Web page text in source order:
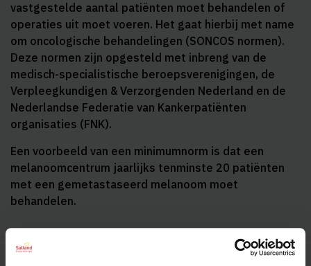
vastgestelde aantal patiënten moet behandelen of
operaties uit moet voeren. Het gaat hierbij met name
om oncologische behandelingen (SONCOS normen).
Deze normen zijn opgesteld met inbreng van de
medisch-specialistische beroepsverenigingen, de
Verpleegkundigen & Verzorgenden Nederland en de
Nederlandse Federatie van Kankerpatiënten
organisaties (FNK).
Een voorbeeld van een minimumnorm is dat een
melanoomcentrum jaarlijks tenminste 20 patiënten
met een gemetastaseerd melanoom moet
behandelen.